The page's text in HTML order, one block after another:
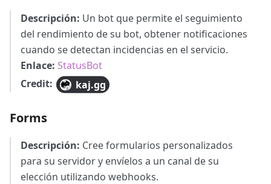
Descripción: Un bot que permite el seguimiento
del rendimiento de su bot, obtener notificaciones
cuando se detectan incidencias en el servicio.
Enlace: StatusBot
Credit:
kaj.gg
Forms
Descripción: Cree formularios personalizados
para su servidor y envíelos a un canal de su
elección utilizando webhooks.